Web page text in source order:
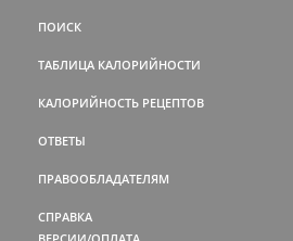
ПОИСК
ТАБЛИЦА КАЛОРИЙНОСТИ
КАЛОРИЙНОСТЬ РЕЦЕПТОВ
ОТВЕТЫ
ПРАВООБЛАДАТЕЛЯМ
СПРАВКА